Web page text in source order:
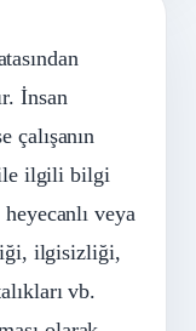
İnsan
çalışanın
ile ilgili bilgi
veya
ilgisizliği,
vb.